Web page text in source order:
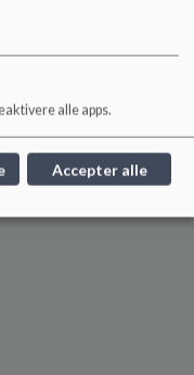
alle apps.
Accepter alle